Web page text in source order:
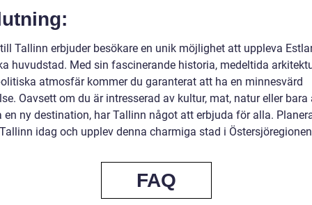
Tallinn erbjuder besökare en unik möjlighet att uppleva
huvudstad. Med sin fascinerande historia, medeltida
atmosfär kommer du garanterat att ha en minnesvärd
Oavsett om du är intresserad av kultur, mat, natur eller bara
en ny destination, har Tallinn något att erbjuda för alla.
idag och upplev denna charmiga stad i
FAQ